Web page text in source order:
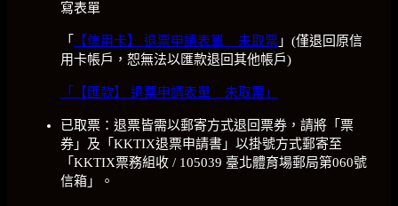
寫表單
「 【信用卡】 退票申請表單 _ 未取票 」(僅退回原信
用卡帳戶，恕無法以匯款退回其他帳戶)
「【匯款】 退票申請表單 _ 未取票」
已取票：退票皆需以郵寄方式退回票券，請將「票
券」及「KKTIX退票申請書」以掛號方式郵寄至
「KKTIX票務組收 / 105039 臺北體育場郵局第060號
信箱」。